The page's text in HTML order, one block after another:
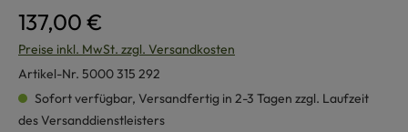
137,00 €
Preise inkl. MwSt. zzgl. Versandkosten
Artikel-Nr. 5000 315 292
Sofort verfügbar, Versandfertig in 2-3 Tagen zzgl. Laufzeit
des Versanddienstleisters